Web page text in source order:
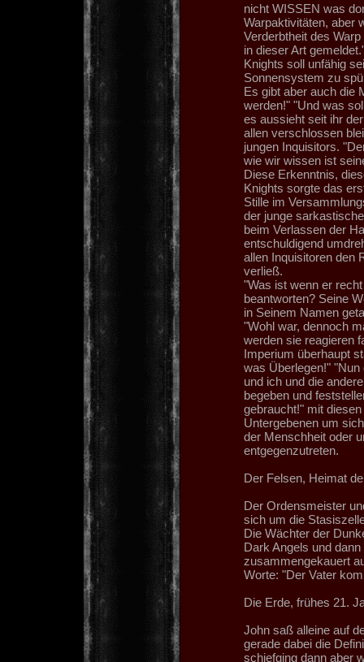
nicht WISSEN was
Warpaktivitäten, aber
Verderbtheit des
in dieser Art
Knights soll unfähig
Sonnensystem zu
Es gibt aber auch die
werden!" "Und was
es aussieht seit ihr
allen verschlossen
jungen Inquisitors.
wie wir wissen ist
Diese Erkenntnis,
Knights sorgte das
Stille im
der junge
beim Verlassen der
entschuldigend
allen Inquisitoren den
verließ.
"Was ist wenn er
beantworten? Seine
in Seinem Namen
"Wohl war, dennoch
werden sie reagieren
Imperium überhaupt
was Überlegen!"
und ich und die
begeben und
gebraucht!" mit
Untergebenen um
der Menschheit oder
entgegenzutreten.
Der Felsen, Heimat
Der Ordensmeister
sich um die
Die Wächter der
Dark Angels und
zusammengekauert
Worte: "Der Vater
Die Erde, frühes 21.
John saß alleine auf
gerade dabei die
schiefging dann aber